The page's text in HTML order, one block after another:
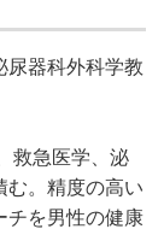
尿器科外科学教
救急医学、泌
む。精度の高い
チを男性の健康